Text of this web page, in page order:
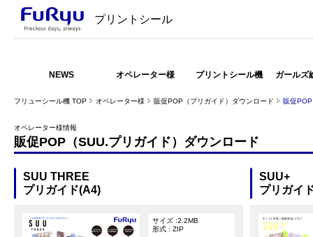
プリントシール
NEWS オペレーター様 プリントシール機 ガールズ
フリューシール機 TOP オペレーター様 販促POP（プリガイド）ダウンロード 販促
オペレーター様情報
販促POP（SUU.プリガイド）ダウンロード
SUU THREE
プリガイド(A4)
サイズ :2.2MB
形式 : ZIP
SUU+
プリガイ